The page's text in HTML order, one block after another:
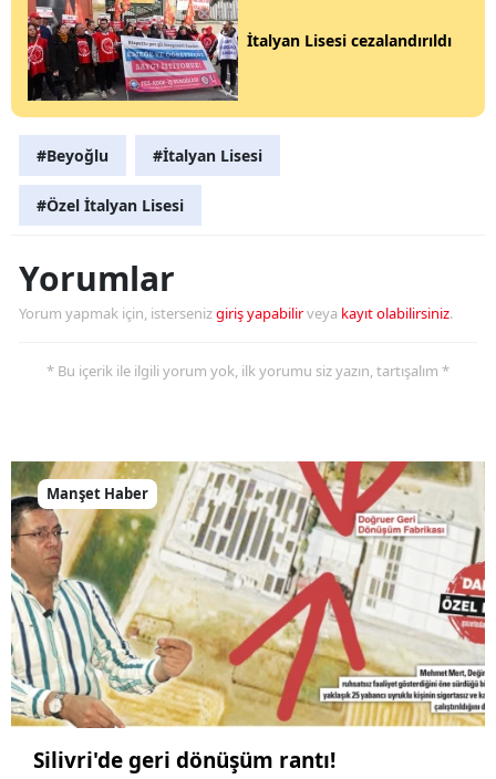
İtalyan Lisesi cezalandırıldı
#Beyoğlu #İtalyan Lisesi
#Özel İtalyan Lisesi
Yorumlar
Yorum yapmak için, istersenizgiriş yapabilirveya kayıt olabilirsiniz.
* Bu içerik ile ilgili yorum yok, ilk yorumu siz yazın, tartışalım *
Manşet Haber
Silivri'de geri dönüşüm rantı!